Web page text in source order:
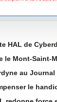
HAL de
le Mont-Saint-
au
le